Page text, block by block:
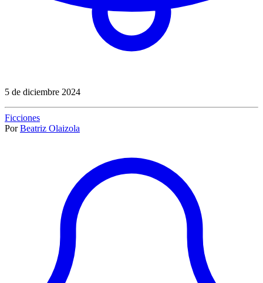
5 de diciembre 2024
Ficciones
Por Beatriz Olaizola